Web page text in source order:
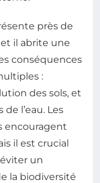
près de
il abrite une
conséquences
:
des sols, et
l’eau. Les
encouragent
il est crucial
un
la biodiversité